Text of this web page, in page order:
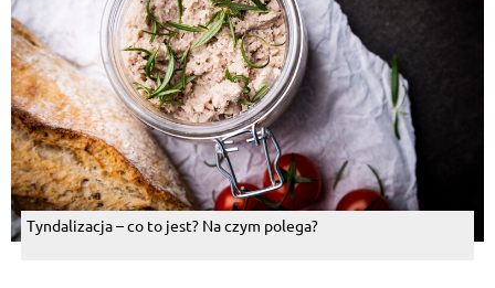
Tyndalizacja – co to jest? Na czym polega?